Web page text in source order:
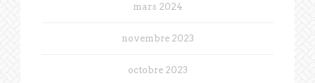
mars 2024
novembre 2023
octobre 2023